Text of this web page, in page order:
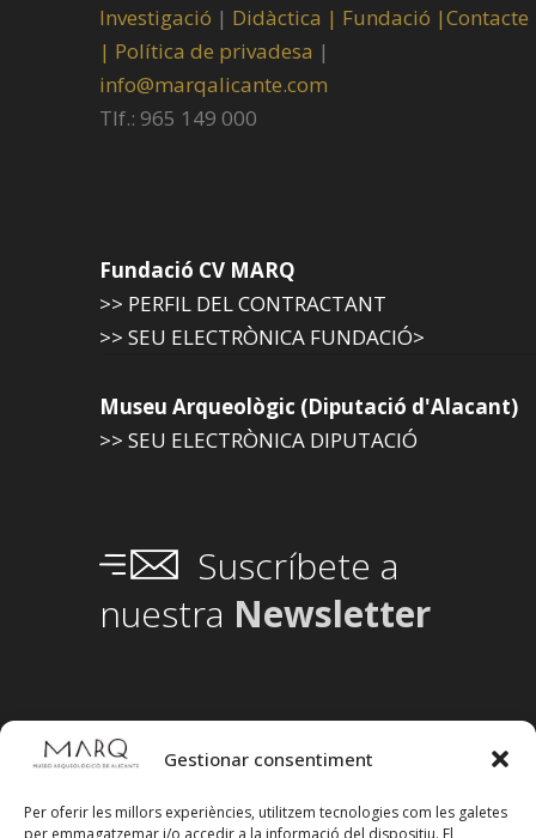
Gestionar consentiment
Per oferir les millors experiències, utilitzem tecnologies com les galetes
per emmagatzemar i/o accedir a la informació del dispositiu. El
Investigació | Didàctica | Fundació |Contacte
| Política de privadesa |
info@marqalicante.com
Tlf.: 965 149 000
Fundació CV MARQ
>> PERFIL DEL CONTRACTANT
>> SEU ELECTRÒNICA FUNDACIÓ>
Museu Arqueològic (Diputació d'Alacant)
>> SEU ELECTRÒNICA DIPUTACIÓ
Suscríbete a
nuestra Newsletter